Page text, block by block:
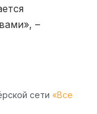
–
сети «Все